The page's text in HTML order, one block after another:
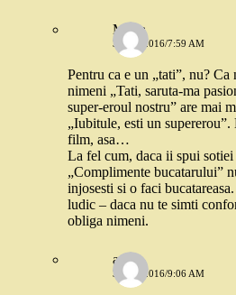
Maria
3 MAI 2016/7:59 AM
Pentru ca e un „tati”, nu? Ca
nimeni „Tati, saruta-ma
super-eroul nostru” are mai
„Iubitule, esti un supererou”.
film, asa…
La fel cum, daca ii spui sotiei
„Complimente bucatarului”
injosesti si o faci
ludic – daca nu te simti
obliga nimeni.
anda
3 MAI 2016/9:06 AM